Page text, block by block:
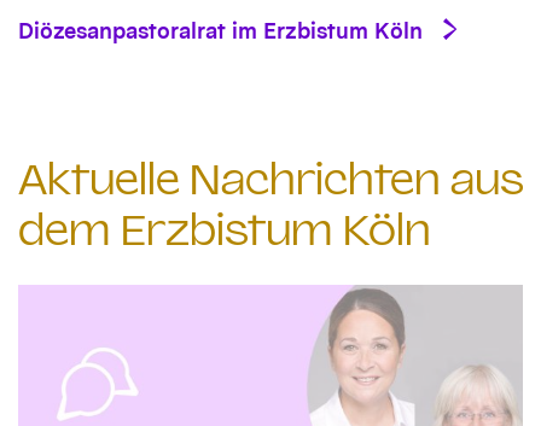
Diözesanpastoralrat im Erzbistum Köln
Aktuelle Nachrichten aus
dem Erzbistum Köln